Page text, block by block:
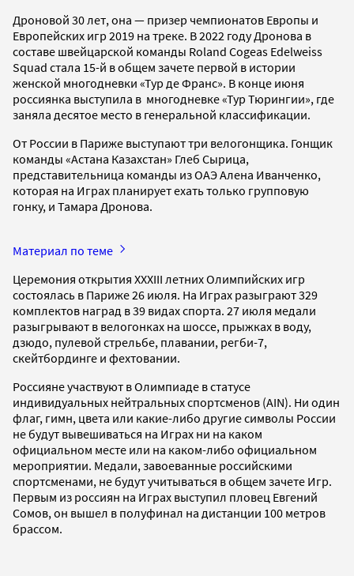
Дроновой 30 лет, она — призер чемпионатов Европы и
Европейских игр 2019 на треке. В 2022 году Дронова в
составе швейцарской команды Roland Cogeas Edelweiss
Squad стала 15-й в общем зачете первой в истории
женской многодневки «Тур де Франс». В конце июня
россиянка выступила в многодневке «Тур Тюрингии», где
заняла десятое место в генеральной классификации.
От России в Париже выступают три велогонщика. Гонщик
команды «Астана Казахстан» Глеб Сырица,
представительница команды из ОАЭ Алена Иванченко,
которая на Играх планирует ехать только групповую
гонку, и Тамара Дронова.
Материал по теме
Церемония открытия XXXIII летних Олимпийских игр
состоялась в Париже 26 июля. На Играх разыграют 329
комплектов наград в 39 видах спорта. 27 июля медали
разыгрывают в велогонках на шоссе, прыжках в воду,
дзюдо, пулевой стрельбе, плавании, регби-7,
скейтбординге и фехтовании.
Россияне участвуют в Олимпиаде в статусе
индивидуальных нейтральных спортсменов (AIN). Ни один
флаг, гимн, цвета или какие-либо другие символы России
не будут вывешиваться на Играх ни на каком
официальном месте или на каком-либо официальном
мероприятии. Медали, завоеванные российскими
спортсменами, не будут учитываться в общем зачете Игр.
Первым из россиян на Играх выступил пловец Евгений
Сомов, он вышел в полуфинал на дистанции 100 метров
брассом.